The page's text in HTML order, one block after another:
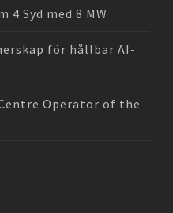
Syd med 8 MW
för hållbar AI-
Operator of the